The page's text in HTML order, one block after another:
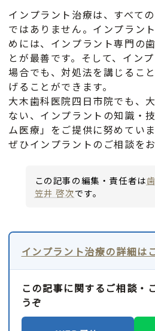
インプラント治療は、すべて
ではありません。インプラン
めには、インプラント専門の
とが最善です。そして、イン
場合でも、対処法を講じるこ
げることができます。
大木歯科医院四日市院でも、
ない、インプラントの知識・
ム医療」をご提供に努めてい
ぜひインプラントのご相談を
この記事の編集・責任者は
笠井 啓次です。
インプラント治療の詳細は
この記事に関するご相談・
うぞ